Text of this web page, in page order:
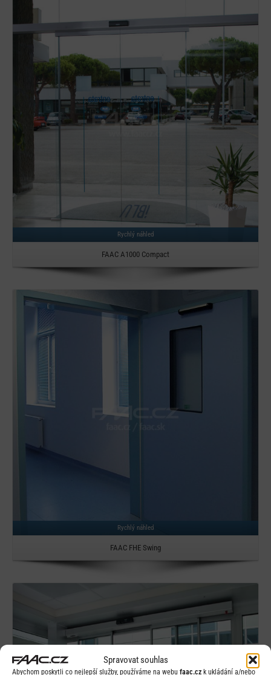
Spravovat souhlas
Abychom poskytli co nejlepší služby, používáme na webu faac.cz k ukládání a/nebo
Rychlý náhled
FAAC A1000 Compact
Rychlý náhled
FAAC FHE Swing